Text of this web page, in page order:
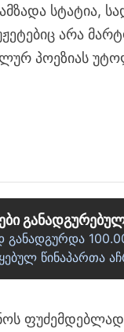
სტატია,
არა
პოეზიას
განადგურდა
წინაპართა